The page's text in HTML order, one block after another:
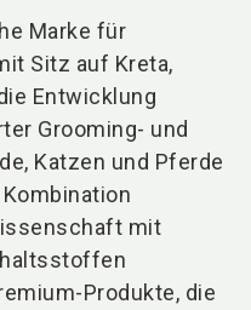
Marke für
Sitz auf Kreta,
Entwicklung
Grooming- und
Katzen und Pferde
mit
Produkte, die